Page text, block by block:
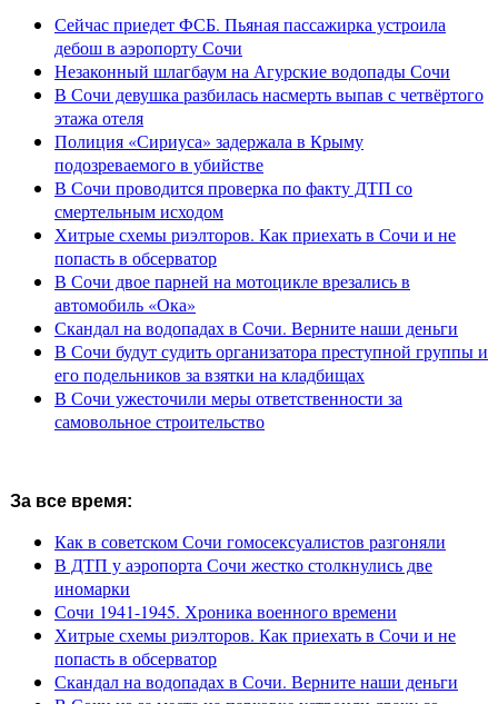
Сейчас приедет ФСБ. Пьяная пассажирка устроила
дебош в аэропорту Сочи
Незаконный шлагбаум на Агурские водопады Сочи
В Сочи девушка разбилась насмерть выпав с четвёртого
этажа отеля
Полиция «Сириуса» задержала в Крыму
подозреваемого в убийстве
В Сочи проводится проверка по факту ДТП со
смертельным исходом
Хитрые схемы риэлторов. Как приехать в Сочи и не
попасть в обсерватор
В Сочи двое парней на мотоцикле врезались в
автомобиль «Ока»
Скандал на водопадах в Сочи. Верните наши деньги
В Сочи будут судить организатора преступной группы и
его подельников за взятки на кладбищах
В Сочи ужесточили меры ответственности за
самовольное строительство
За все время:
Как в советском Сочи гомосексуалистов разгоняли
В ДТП у аэропорта Сочи жестко столкнулись две
иномарки
Сочи 1941-1945. Хроника военного времени
Хитрые схемы риэлторов. Как приехать в Сочи и не
попасть в обсерватор
Скандал на водопадах в Сочи. Верните наши деньги